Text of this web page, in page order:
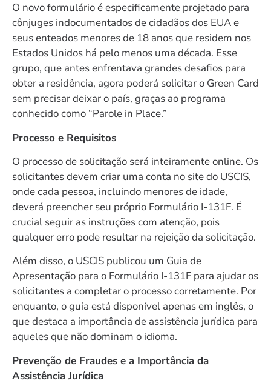
O novo formulário é especificamente projetado para
cônjuges indocumentados de cidadãos dos EUA e
seus enteados menores de 18 anos que residem nos
Estados Unidos há pelo menos uma década. Esse
grupo, que antes enfrentava grandes desafios para
obter a residência, agora poderá solicitar o Green Card
sem precisar deixar o país, graças ao programa
conhecido como “Parole in Place.”
Processo e Requisitos
O processo de solicitação será inteiramente online. Os
solicitantes devem criar uma conta no site do USCIS,
onde cada pessoa, incluindo menores de idade,
deverá preencher seu próprio Formulário I-131F. É
crucial seguir as instruções com atenção, pois
qualquer erro pode resultar na rejeição da solicitação.
Além disso, o USCIS publicou um Guia de
Apresentação para o Formulário I-131F para ajudar os
solicitantes a completar o processo corretamente. Por
enquanto, o guia está disponível apenas em inglês, o
que destaca a importância de assistência jurídica para
aqueles que não dominam o idioma.
Prevenção de Fraudes e a Importância da
Assistência Jurídica